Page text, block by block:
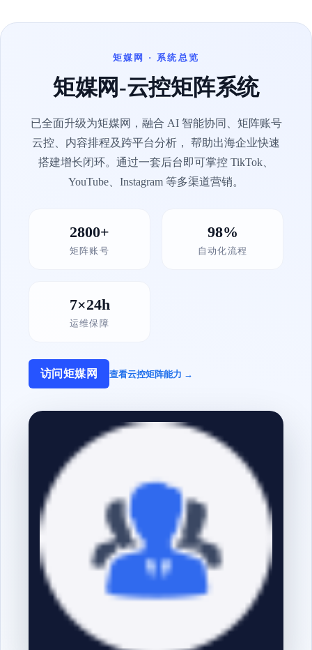
矩媒网 · 系统总览
矩媒网-云控矩阵系统
已全面升级为矩媒网，融合 AI 智能协同、矩阵账号
云控、内容排程及跨平台分析， 帮助出海企业快速
搭建增长闭环。通过一套后台即可掌控 TikTok、
YouTube、Instagram 等多渠道营销。
2800+
矩阵账号
98%
自动化流程
7×24h
运维保障
访问矩媒网 查看云控矩阵能力 →